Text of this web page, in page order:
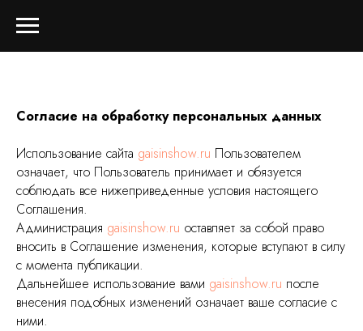
Согласие на обработку персональных данных
Использование сайта gaisinshow.ru Пользователем
означает, что Пользователь принимает и обязуется
соблюдать все нижеприведенные условия настоящего
Соглашения.
Администрация gaisinshow.ru оставляет за собой право
вносить в Соглашение изменения, которые вступают в силу
с момента публикации.
Дальнейшее использование вами gaisinshow.ru после
внесения подобных изменений означает ваше согласие с
ними.